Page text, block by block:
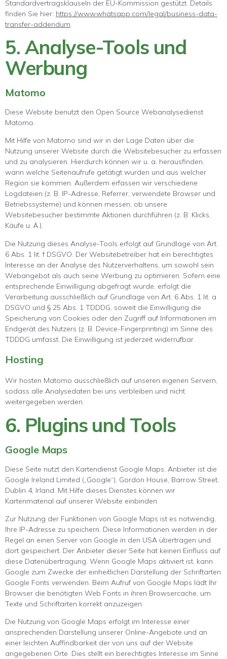
Standardvertragsklauseln der EU-Kommission gestützt. Details
finden Sie hier: https://www.whatsapp.com/legal/business-data-
transfer-addendum
5. Analyse-Tools und
Werbung
Matomo
Diese Website benutzt den Open Source Webanalysedienst
Matomo.
Mit Hilfe von Matomo sind wir in der Lage Daten über die
Nutzung unserer Website durch die Websitebesucher zu erfassen
und zu analysieren. Hierdurch können wir u. a. herausfinden,
wann welche Seitenaufrufe getätigt wurden und aus welcher
Region sie kommen. Außerdem erfassen wir verschiedene
Logdateien (z. B. IP-Adresse, Referrer, verwendete Browser und
Betriebssysteme) und können messen, ob unsere
Websitebesucher bestimmte Aktionen durchführen (z. B. Klicks,
Käufe u. Ä.).
Die Nutzung dieses Analyse-Tools erfolgt auf Grundlage von Art.
6 Abs. 1 lit. f DSGVO. Der Websitebetreiber hat ein berechtigtes
Interesse an der Analyse des Nutzerverhaltens, um sowohl sein
Webangebot als auch seine Werbung zu optimieren. Sofern eine
entsprechende Einwilligung abgefragt wurde, erfolgt die
Verarbeitung ausschließlich auf Grundlage von Art. 6 Abs. 1 lit. a
DSGVO und § 25 Abs. 1 TDDDG, soweit die Einwilligung die
Speicherung von Cookies oder den Zugriff auf Informationen im
Endgerät des Nutzers (z. B. Device-Fingerprinting) im Sinne des
TDDDG umfasst. Die Einwilligung ist jederzeit widerrufbar.
Hosting
Wir hosten Matomo ausschließlich auf unseren eigenen Servern,
sodass alle Analysedaten bei uns verbleiben und nicht
weitergegeben werden.
6. Plugins und Tools
Google Maps
Diese Seite nutzt den Kartendienst Google Maps. Anbieter ist die
Google Ireland Limited („Google“), Gordon House, Barrow Street,
Dublin 4, Irland. Mit Hilfe dieses Dienstes können wir
Kartenmaterial auf unserer Website einbinden.
Zur Nutzung der Funktionen von Google Maps ist es notwendig,
Ihre IP-Adresse zu speichern. Diese Informationen werden in der
Regel an einen Server von Google in den USA übertragen und
dort gespeichert. Der Anbieter dieser Seite hat keinen Einfluss auf
diese Datenübertragung. Wenn Google Maps aktiviert ist, kann
Google zum Zwecke der einheitlichen Darstellung der Schriftarten
Google Fonts verwenden. Beim Aufruf von Google Maps lädt Ihr
Browser die benötigten Web Fonts in ihren Browsercache, um
Texte und Schriftarten korrekt anzuzeigen.
Die Nutzung von Google Maps erfolgt im Interesse einer
ansprechenden Darstellung unserer Online-Angebote und an
einer leichten Auffindbarkeit der von uns auf der Website
angegebenen Orte. Dies stellt ein berechtigtes Interesse im Sinne